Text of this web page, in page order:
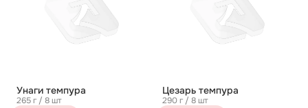
Унаги темпура
265 г / 8 шт
Цезарь темпура
290 г / 8 шт